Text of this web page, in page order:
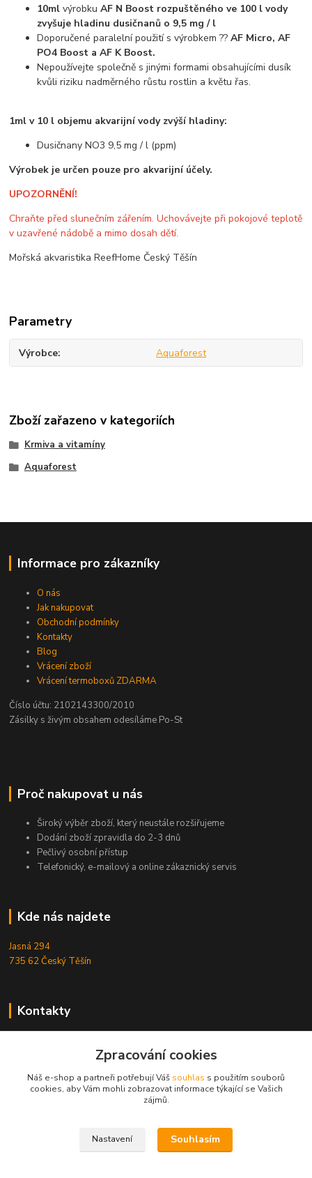
10mlvýrobkuAF N Boost rozpuštěného ve 100 l vody
zvyšuje hladinu dusičnanů o 9,5 mg / l
Doporučené paralelní použití s výrobkem ??AF Micro, AF
PO4 Boost a AF K Boost.
Nepoužívejte společně s jinými formami obsahujícími dusík
kvůli riziku nadměrného růstu rostlin a květu řas.
1ml v 10 l objemu akvarijní vody zvýší hladiny:
Dusičnany NO3 9,5 mg / l (ppm)
Výrobek je určen pouze pro akvarijní účely.
UPOZORNĚNÍ!
Chraňte před slunečním zářením. Uchovávejte při pokojové teplotě
v uzavřené nádobě a mimo dosah dětí.
Mořská akvaristika ReefHome Český Těšín
Parametry
Výrobce Aquaforest
Zboží zařazeno v kategoriích
Krmiva a vitamíny
Aquaforest
Informace pro zákazníky
O nás
Jak nakupovat
Obchodní podmínky
Kontakty
Blog
Vrácení zboží
Vrácení termoboxů ZDARMA
Číslo účtu: 2102143300/2010
Zásilky s živým obsahem odesíláme Po-St
Proč nakupovat u nás
Široký výběr zboží, který neustále rozšiřujeme
Dodání zboží zpravidla do 2-3 dnů
Pečlivý osobní přístup
Telefonický, e-mailový a online zákaznický servis
Kde nás najdete
Jasná 294
735 62 Český Těšín
Kontakty
+420724095453
info@reefhome.cz
Zpracování cookies
Náš e-shop a partneři potřebují Váš souhlas s použitím souborů
cookies, aby Vám mohli zobrazovat informace týkající se Vašich
zájmů.
Nastavení Souhlasím